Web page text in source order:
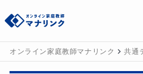
オンライン家庭教師マナリンク 共通